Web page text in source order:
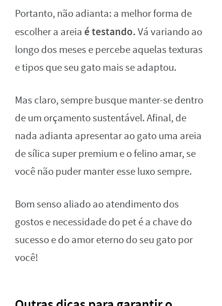
Portanto, não adianta: a melhor forma de
escolher a areia é testando.Vá variando ao
longo dos meses e percebe aquelas texturas
e tipos que seu gato mais se adaptou.
Mas claro, sempre busque manter-se dentro
de um orçamento sustentável. Afinal, de
nada adianta apresentar ao gato uma areia
de sílica super premium e o felino amar, se
você não puder manter esse luxo sempre.
Bom senso aliado ao atendimento dos
gostos e necessidade do pet é a chave do
sucesso e do amor eterno do seu gato por
você!